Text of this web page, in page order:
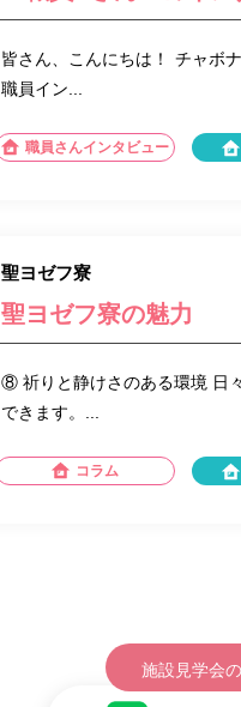
皆さん、こんにちは！ チャボ
職員イン...
職員さんインタビュー
聖ヨゼフ寮
聖ヨゼフ寮の魅力
⑧ 祈りと静けさのある環境 日
できます。...
コラム
施設見学会